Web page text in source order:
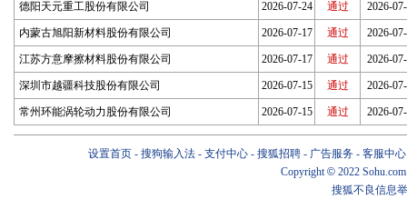
德阳天元重工股份有限公司 2026-07-24 通过 2026-
内蒙古旭阳新材料股份有限公司 2026-07-17 通过 2026-
江苏方意摩擦材料股份有限公司 2026-07-17 通过 2026-
深圳市越疆科技股份有限公司 2026-07-15 通过 2026-
常州环能涡轮动力股份有限公司 2026-07-15 通过 2026-
设置首页- 搜狗输入法- 支付中心- 搜狐招聘- 广告服务- 客服中心
Copyright© 2022
搜狐不良信息